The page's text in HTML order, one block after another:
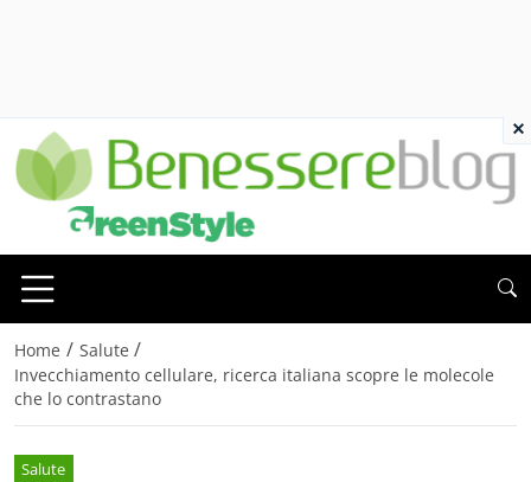
Home / Salute /
Invecchiamento cellulare, ricerca italiana scopre le molecole
che lo contrastano
Salute
×